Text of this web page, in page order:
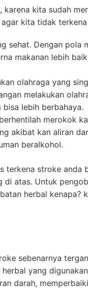
kita sudah
kita tidak
sehat. Dengan pola
makanan lebih
olahraga yang
melakukan
lebih berbahaya.
merokok
akibat kan aliran
beralkohol.
terkena stroke anda
di atas. Untuk
herbal kenapa?
sebenarnya
yang
darah,